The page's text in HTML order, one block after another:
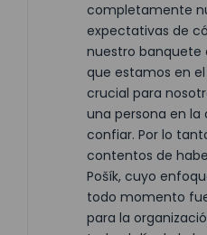
completamente
expectativas de
nuestro banquete
que estamos en
crucial para
una persona en la
confiar. Por lo
contentos de
Pošík, cuyo
todo momento
para la